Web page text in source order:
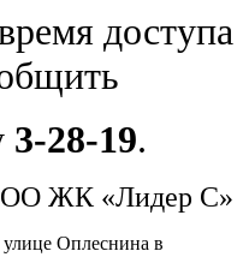
доступа
3-28-19.
ЖК «Лидер С»
Оплеснина в